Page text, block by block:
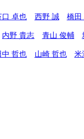
口 卓也 西野 誠 橋田
内野 貴志 青山 俊輔
中 哲也 山崎 哲也 米